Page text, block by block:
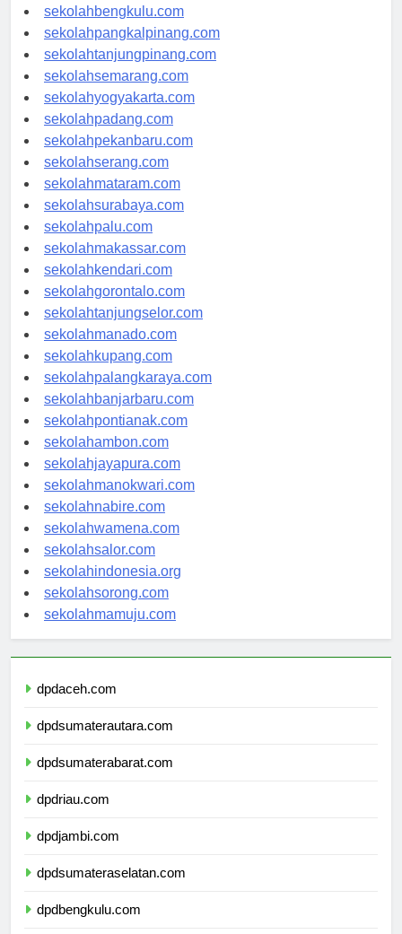
sekolahbengkulu.com
sekolahpangkalpinang.com
sekolahtanjungpinang.com
sekolahsemarang.com
sekolahyogyakarta.com
sekolahpadang.com
sekolahpekanbaru.com
sekolahserang.com
sekolahmataram.com
sekolahsurabaya.com
sekolahpalu.com
sekolahmakassar.com
sekolahkendari.com
sekolahgorontalo.com
sekolahtanjungselor.com
sekolahmanado.com
sekolahkupang.com
sekolahpalangkaraya.com
sekolahbanjarbaru.com
sekolahpontianak.com
sekolahambon.com
sekolahjayapura.com
sekolahmanokwari.com
sekolahnabire.com
sekolahwamena.com
sekolahsalor.com
sekolahindonesia.org
sekolahsorong.com
sekolahmamuju.com
dpdaceh.com
dpdsumaterautara.com
dpdsumaterabarat.com
dpdriau.com
dpdjambi.com
dpdsumateraselatan.com
dpdbengkulu.com